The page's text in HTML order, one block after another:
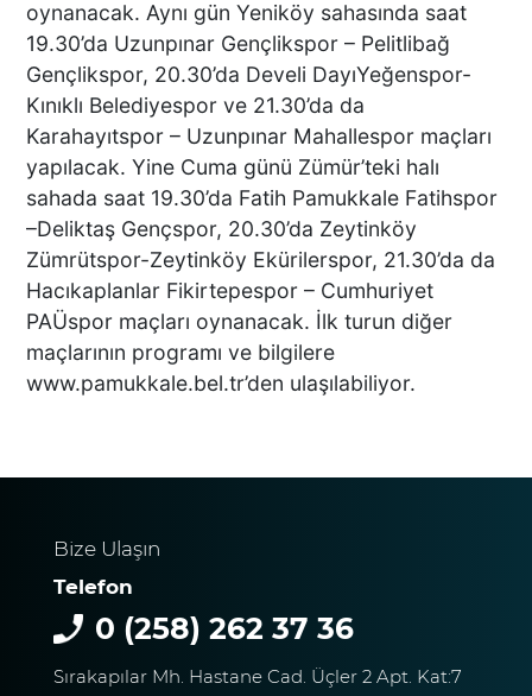
Acısı 10 Yıldır Dinmeyen
Anne: "Kızımı 'Barışacağız'
Diyerek Evden Götürdü"
DENİZLİ’DEN ALMANYA’YA
INTERPACK ÇIKARMASI DTO
ÜYESİ 38 FİRMA, FUARDA
YENİ TEKNOLOJİLERLE
BULUŞTU
Yerinde Çözüyor
oynanacak. Aynı gün Yeniköy sahasında saat
19.30’da Uzunpınar Gençlikspor – Pelitlibağ
Gençlikspor, 20.30’da Develi DayıYeğenspor-
Kınıklı Belediyespor ve 21.30’da da
Karahayıtspor – Uzunpınar Mahallespor maçları
yapılacak. Yine Cuma günü Zümür’teki halı
sahada saat 19.30’da Fatih Pamukkale Fatihspor
–Deliktaş Gençspor, 20.30’da Zeytinköy
Zümrütspor-Zeytinköy Ekürilerspor, 21.30’da da
Hacıkaplanlar Fikirtepespor – Cumhuriyet
PAÜspor maçları oynanacak. İlk turun diğer
maçlarının programı ve bilgilere
www.pamukkale.bel.tr’den ulaşılabiliyor.
Bize Ulaşın
Telefon
0 (258) 262 37 36
Sırakapılar Mh. Hastane Cad. Üçler 2 Apt. Kat:7